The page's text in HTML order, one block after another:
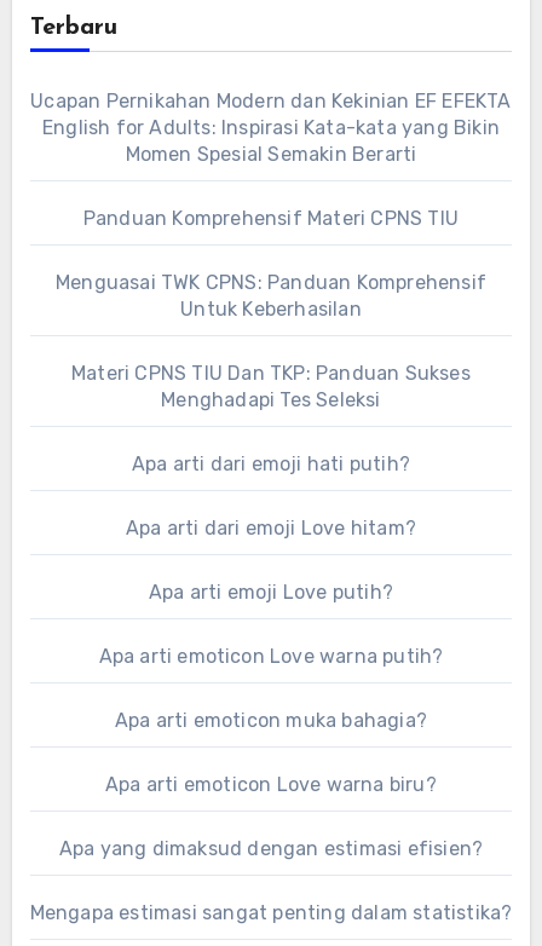
Terbaru
Ucapan Pernikahan Modern dan Kekinian EF EFEKTA
English for Adults: Inspirasi Kata-kata yang Bikin
Momen Spesial Semakin Berarti
Panduan Komprehensif Materi CPNS TIU
Menguasai TWK CPNS: Panduan Komprehensif
Untuk Keberhasilan
Materi CPNS TIU Dan TKP: Panduan Sukses
Menghadapi Tes Seleksi
Apa arti dari emoji hati putih?
Apa arti dari emoji Love hitam?
Apa arti emoji Love putih?
Apa arti emoticon Love warna putih?
Apa arti emoticon muka bahagia?
Apa arti emoticon Love warna biru?
Apa yang dimaksud dengan estimasi efisien?
Mengapa estimasi sangat penting dalam statistika?